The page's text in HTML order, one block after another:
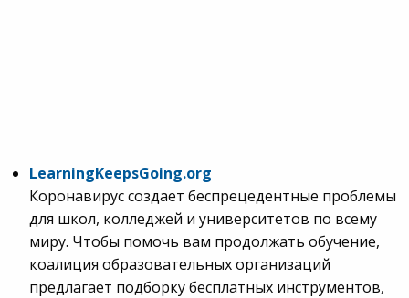
LearningKeepsGoing.org
Коронавирус создает беспрецедентные проблемы
для школ, колледжей и университетов по всему
миру. Чтобы помочь вам продолжать обучение,
коалиция образовательных организаций
предлагает подборку бесплатных инструментов,